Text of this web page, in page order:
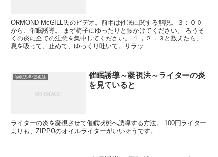
ORMOND McGILL氏のビデオ。前半は催眠に関する解説。３：００
から、催眠誘導。 まず椅子にゆったりと腰かけてください。 ろうそ
くの炎に全ての注意を集中してください。 １，２，３と数えたら、
息を吸って、止めて、ゆっくり吐いて。リラッ...
催眠誘導:凝視法
催眠誘導～凝視法～ライターの炎
を見ていると
ライターの炎を凝視させて催眠状態へ誘導する方法。 100円ライター
よりも、ZIPPOのオイルライターがいいそうです。